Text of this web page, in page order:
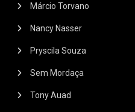
Márcio Torvano
Nancy Nasser
Pryscila Souza
Sem Mordaça
Tony Auad